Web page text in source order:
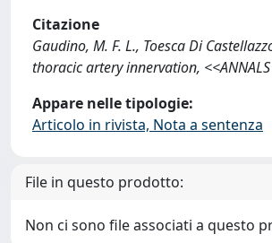
Citazione
Gaudino, M. F. L., Toesca Di
thoracic artery innervation,
Appare nelle tipologie:
Articolo in rivista, Nota a sentenza
File in questo prodotto:
Non ci sono file associati a questo